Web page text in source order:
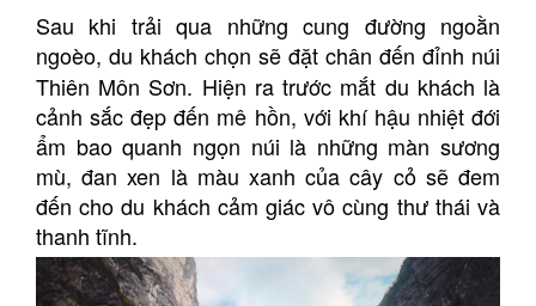
Sau khi trải qua những cung đường ngoằn
ngoèo, du khách chọn sẽ đặt chân đến đỉnh núi
Thiên Môn Sơn. Hiện ra trước mắt du khách là
cảnh sắc đẹp đến mê hồn, với khí hậu nhiệt đới
ẩm bao quanh ngọn núi là những màn sương
mù, đan xen là màu xanh của cây cỏ sẽ đem
đến cho du khách cảm giác vô cùng thư thái và
thanh tĩnh.